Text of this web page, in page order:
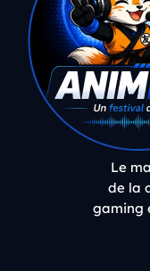
Le
de la
gaming